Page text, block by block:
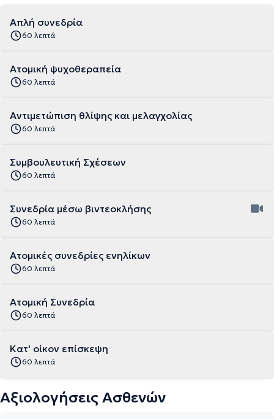
Απλή συνεδρία
60 λεπτά
Ατομική ψυχοθεραπεία
60 λεπτά
Αντιμετώπιση θλίψης και μελαγχολίας
60 λεπτά
Συμβουλευτική Σχέσεων
60 λεπτά
Συνεδρία μέσω βιντεοκλήσης
60 λεπτά
Ατομικές συνεδρίες ενηλίκων
60 λεπτά
Ατομική Συνεδρία
60 λεπτά
Κατ' οίκον επίσκεψη
60 λεπτά
Αξιολογήσεις Ασθενών